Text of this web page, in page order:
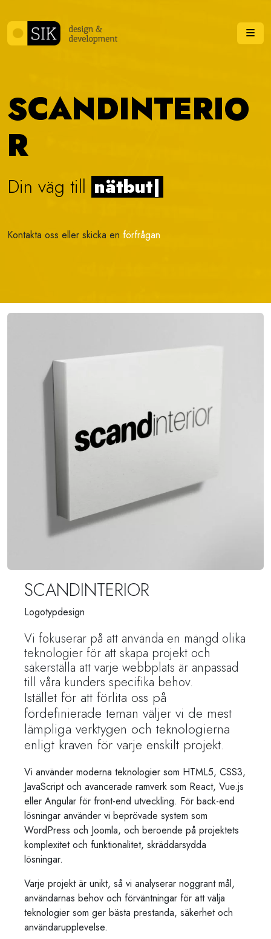
SCANDINTERIO
R
Din väg till vi|
Kontakta oss eller skicka en förfrågan
SCANDINTERIOR
Logotypdesign
Vi fokuserar på att använda en mängd olika
teknologier för att skapa projekt och
säkerställa att varje webbplats är anpassad
till våra kunders specifika behov.
Istället för att förlita oss på
fördefinierade teman väljer vi de mest
lämpliga verktygen och teknologierna
enligt kraven för varje enskilt projekt.
Vi använder moderna teknologier som HTML5, CSS3,
JavaScript och avancerade ramverk som React, Vue.js
eller Angular för front-end utveckling. För back-end
lösningar använder vi beprövade system som
WordPress och Joomla, och beroende på projektets
komplexitet och funktionalitet, skräddarsydda
lösningar.
Varje projekt är unikt, så vi analyserar noggrant mål,
användarnas behov och förväntningar för att välja
teknologier som ger bästa prestanda, säkerhet och
användarupplevelse.